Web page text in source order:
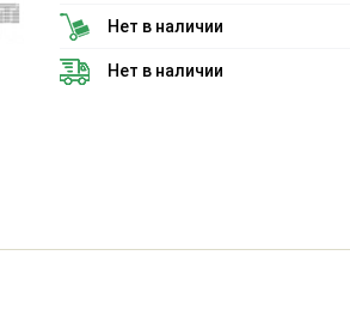
Нет в наличии
Нет в наличии